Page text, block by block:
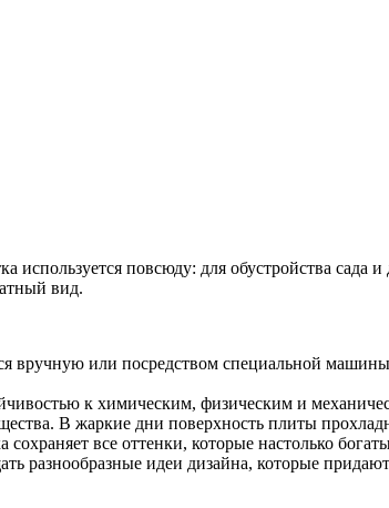
используется повсюду: для обустройства сада
вид.
вручную или посредством специальной
к химическим, физическим и
В жаркие дни поверхность плиты
все оттенки, которые настолько
разнообразные идеи дизайна, которые